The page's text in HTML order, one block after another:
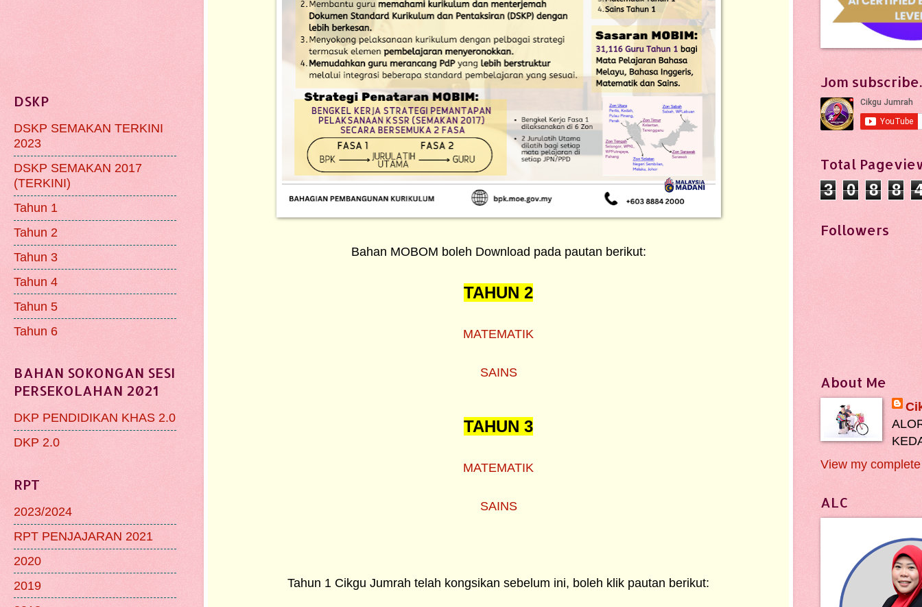
Bahan MOBOM boleh Download pada pautan berikut:
TAHUN 2
MATEMATIK
SAINS
TAHUN 3
MATEMATIK
SAINS
Tahun 1 Cikgu Jumrah telah kongsikan sebelum ini, boleh klik pautan berikut:
DSKP
DSKP SEMAKAN TERKINI
2023
DSKP SEMAKAN 2017
(TERKINI)
Tahun 1
Tahun 2
Tahun 3
Tahun 4
Tahun 5
Tahun 6
BAHAN SOKONGAN SESI
PERSEKOLAHAN 2021
DKP PENDIDIKAN KHAS 2.0
DKP 2.0
RPT
2023/2024
RPT PENJAJARAN 2021
2020
2019
Jom
Total
3 0 8 8
Followers
About Me
View my
ALC